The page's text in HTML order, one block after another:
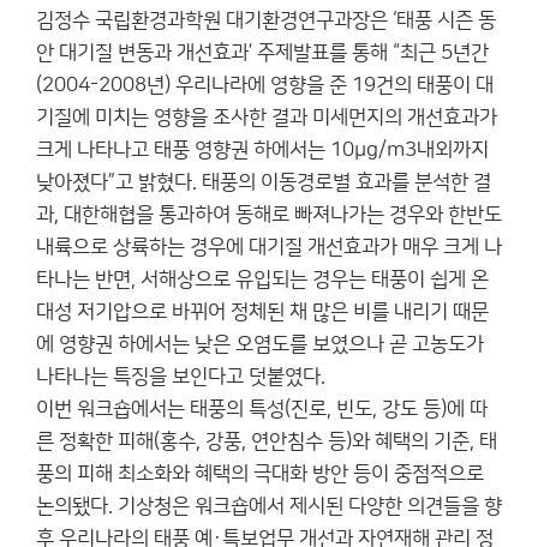
김정수 국립환경과학원 대기환경연구과장은 ‘태풍 시즌 동
안 대기질 변동과 개선효과’ 주제발표를 통해 “최근 5년간
(2004-2008년) 우리나라에 영향을 준 19건의 태풍이 대
기질에 미치는 영향을 조사한 결과 미세먼지의 개선효과가
크게 나타나고 태풍 영향권 하에서는 10μg/m3내외까지
낮아졌다”고 밝혔다. 태풍의 이동경로별 효과를 분석한 결
과, 대한해협을 통과하여 동해로 빠져나가는 경우와 한반도
내륙으로 상륙하는 경우에 대기질 개선효과가 매우 크게 나
타나는 반면, 서해상으로 유입되는 경우는 태풍이 쉽게 온
대성 저기압으로 바뀌어 정체된 채 많은 비를 내리기 때문
에 영향권 하에서는 낮은 오염도를 보였으나 곧 고농도가
나타나는 특징을 보인다고 덧붙였다.
이번 워크숍에서는 태풍의 특성(진로, 빈도, 강도 등)에 따
른 정확한 피해(홍수, 강풍, 연안침수 등)와 혜택의 기준, 태
풍의 피해 최소화와 혜택의 극대화 방안 등이 중점적으로
논의됐다. 기상청은 워크숍에서 제시된 다양한 의견들을 향
후 우리나라의 태풍 예·특보업무 개선과 자연재해 관리 정